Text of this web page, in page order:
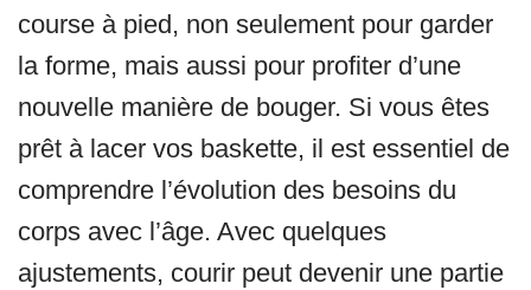
course à pied, non seulement pour garder
la forme, mais aussi pour profiter d’une
nouvelle manière de bouger. Si vous êtes
prêt à lacer vos baskette, il est essentiel de
comprendre l’évolution des besoins du
corps avec l’âge. Avec quelques
ajustements, courir peut devenir une partie